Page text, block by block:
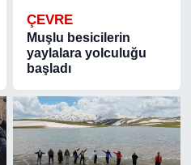
ÇEVRE
Muşlu besicilerin
yaylalara yolculuğu
başladı